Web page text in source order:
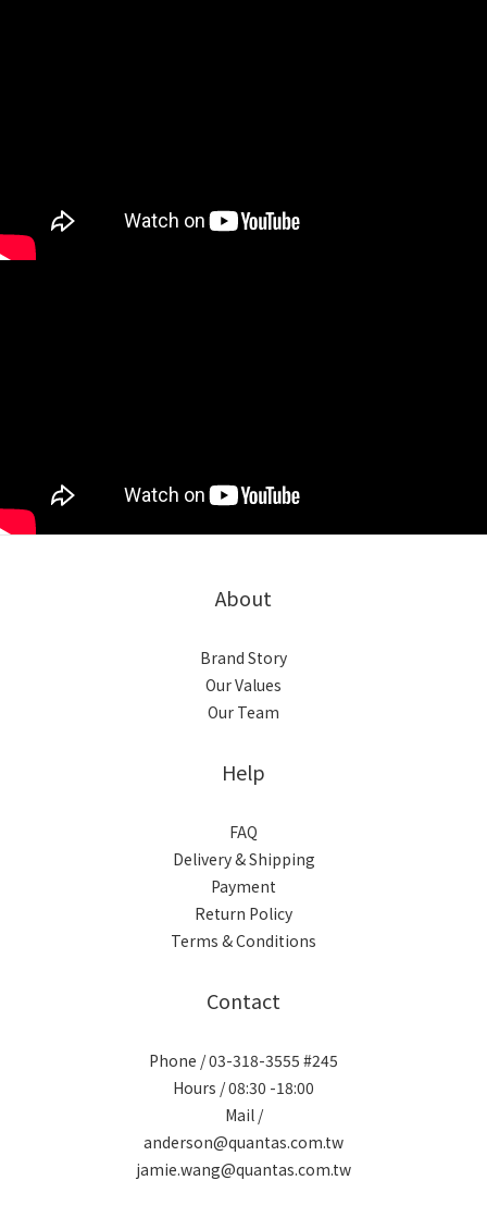
About
Brand Story
Our Values
Our Team
Help
FAQ
Delivery & Shipping
Payment
Return Policy
Terms & Conditions
Contact
Phone / 03-318-3555 #245
Hours / 08:30 -18:00
Mail /
anderson@quantas.com.tw
jamie.wang@quantas.com.tw